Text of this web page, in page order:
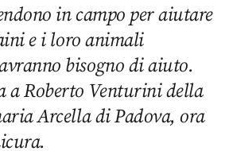
in campo per aiutare
e i loro animali
bisogno di aiuto.
a Roberto Venturini della
Arcella di Padova, ora